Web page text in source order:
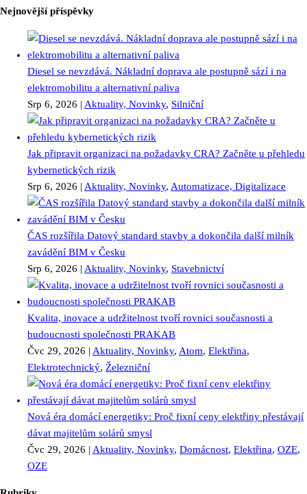
Nejnovější příspěvky
Diesel se nevzdává. Nákladní doprava ale postupně sází i na
elektromobilitu a alternativní paliva
Srp 6, 2026 | Aktuality, Novinky, Silniční
Jak připravit organizaci na požadavky CRA? Začněte u přehledu
kybernetických rizik
Srp 6, 2026 | Aktuality, Novinky, Automatizace, Digitalizace
ČAS rozšířila Datový standard stavby a dokončila další milník
zavádění BIM v Česku
Srp 6, 2026 | Aktuality, Novinky, Stavebnictví
Kvalita, inovace a udržitelnost tvoří rovnici současnosti a
budoucnosti společnosti PRAKAB
Čvc 29, 2026 | Aktuality, Novinky, Atom, Elektřina,
Elektrotechnický, Železniční
Nová éra domácí energetiky: Proč fixní ceny elektřiny přestávají
dávat majitelům solárů smysl
Čvc 29, 2026 | Aktuality, Novinky, Domácnost, Elektřina, OZE,
OZE